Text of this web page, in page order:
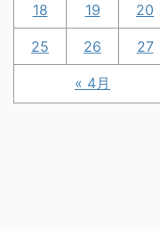
« 4月
18 19 20
25 26 27